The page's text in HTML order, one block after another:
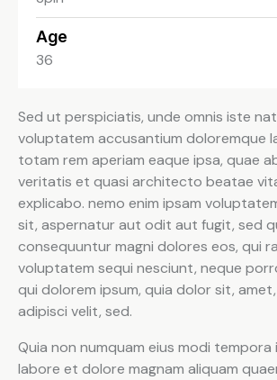
Age
36
Sed ut perspiciatis, unde omnis iste
voluptatem accusantium doloremque
totam rem aperiam eaque ipsa, quae
veritatis et quasi architecto beatae
explicabo. nemo enim ipsam
sit, aspernatur aut odit aut fugit, sed
consequuntur magni dolores eos, qui
voluptatem sequi nesciunt, neque
qui dolorem ipsum, quia dolor sit,
adipisci velit, sed.
Quia non numquam eius modi
labore et dolore magnam aliquam